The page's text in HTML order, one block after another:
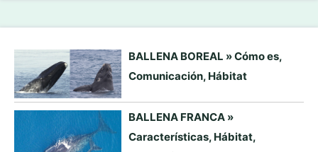
BALLENA BOREAL » Cómo es,
Comunicación, Hábitat
BALLENA FRANCA »
Características, Hábitat,